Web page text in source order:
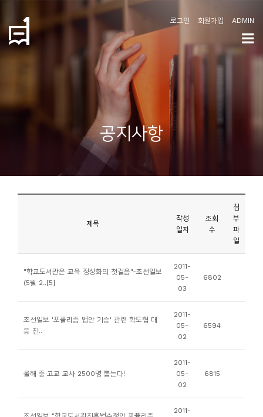
로그인 회원가입 ADMIN
공지사항
제목
작성
일자
조회
수
첨
부
파
일
"학교도서관은 교육 정상화의 첫걸음"-조선일보
(5월 2..[5]
2011-
05-
03
6802
조선일보 '포퓰리즘 법안 기승' 관련 학도협 대
응 진..
2011-
05-
02
6594
올해 중·고교 교사 2500명 뽑는다!
2011-
05-
02
6815
2011-
지
사